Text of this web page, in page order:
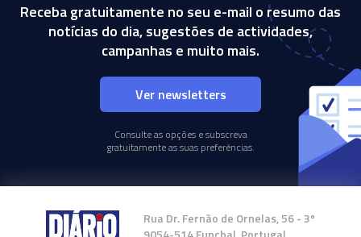
Receba gratuitamente no seu e-mail o resumo das
notícias do dia, sugestões de actividades,
campanhas e muito mais.
Ver newsletters
Consulte as opções e subscreva
gratuitamente as suas preferências.
Rua Dr. Fernão de Ornelas, 56 - 3º